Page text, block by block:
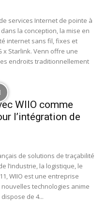
services Internet de pointe à
la conception, la mise en
internet sans fil, fixes et
x Starlink. Venn offre une
endroits traditionnellement
WIIO comme
l’intégration de
de solutions de traçabilité
l’industrie, la logistique, le
WIIO est une entreprise
technologies anime
de 4...